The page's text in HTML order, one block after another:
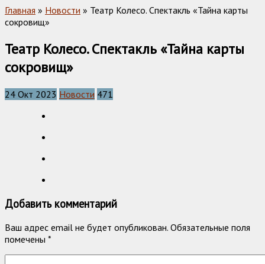
Главная » Новости » Театр Колесо. Спектакль «Тайна карты
сокровищ»
Театр Колесо. Спектакль «Тайна карты
сокровищ»
24 Окт 2023 Новости 471
Добавить комментарий
Ваш адрес email не будет опубликован. Обязательные поля
помечены *